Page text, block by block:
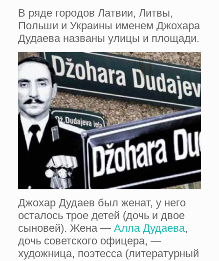
В ряде городов Латвии, Литвы,
Польши и Украины именем Джохара
Дудаева названы улицы и площади.
Джохар Дудаев был женат, у него
осталось трое детей (дочь и двое
сыновей). Жена — Алла Дудаева,
дочь советского офицера, —
художница, поэтесса (литературный